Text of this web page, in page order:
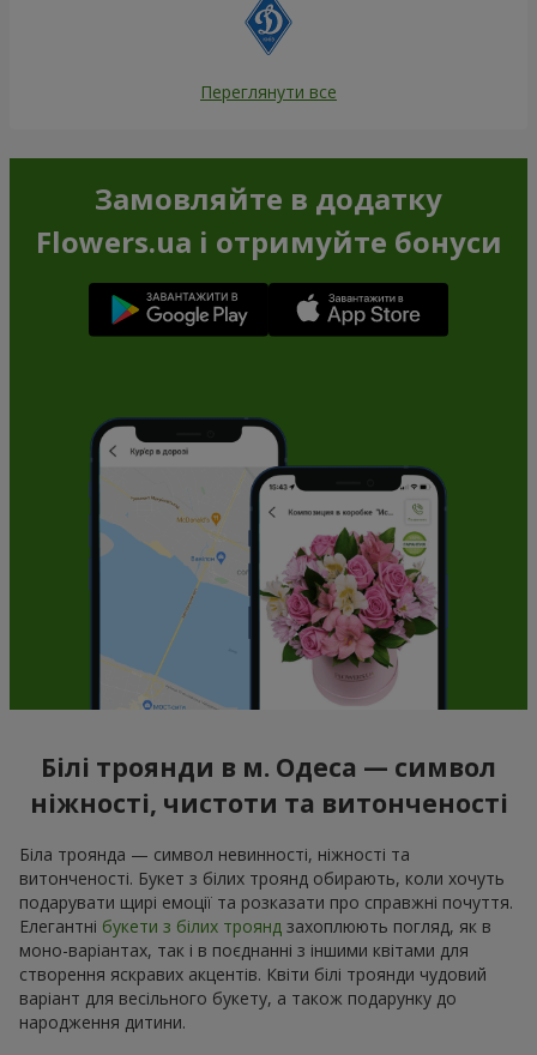
Переглянути все
Замовляйте в додатку
Flowers.ua і отримуйте бонуси
Білі троянди в м. Одеса — символ
ніжності, чистоти та витонченості
Біла троянда — символ невинності, ніжності та
витонченості. Букет з білих троянд обирають, коли хочуть
подарувати щирі емоції та розказати про справжні почуття.
Елегантні букети з білих троянд захоплюють погляд, як в
моно-варіантах, так і в поєднанні з іншими квітами для
створення яскравих акцентів. Квіти білі троянди чудовий
варіант для весільного букету, а також подарунку до
народження дитини.